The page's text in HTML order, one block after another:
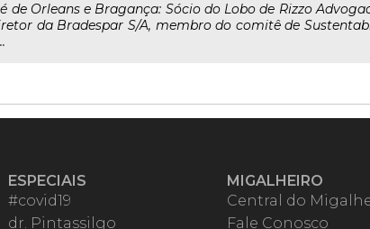
de Orleans e Bragança: Sócio do Lobo de Rizzo
da Bradespar S/A, membro do comitê de
ESPECIAIS
#covid19
dr. Pintassilgo
MIGALHEIRO
Central do
Fale Conosco